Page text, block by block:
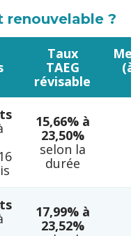
renouvelable ?
Taux
TAEG
révisable
15,66% à
23,50%
selon la
durée
17,99% à
23,52%